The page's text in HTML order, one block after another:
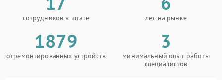
сотрудников в штате лет на рынке
1879
отремонтированных устройств
3
минимальный опыт работы
специалистов